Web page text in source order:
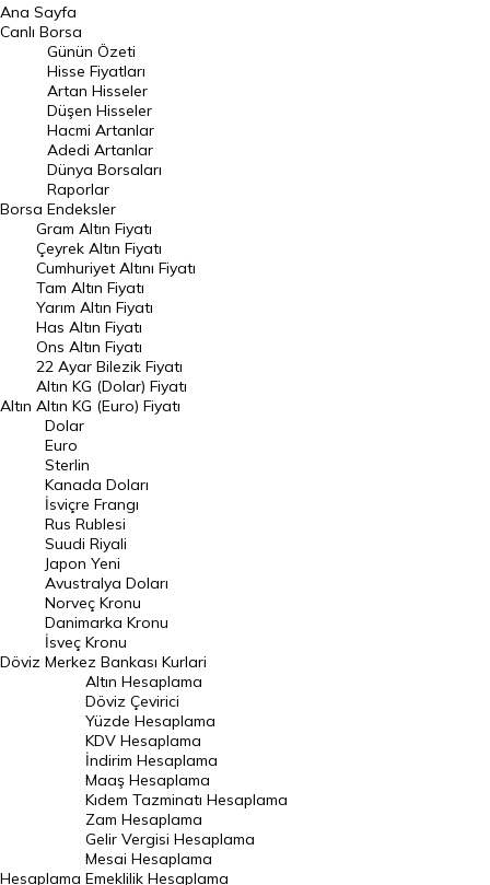
BIST 100 Hisseleri
En Çok Artan Hisseler
En Çok Düşen Hisseler
Hacmi Artanlar
Geçmiş Kapanışlar
Dünya Borsaları
Raporlar
Endeksler
DÖVİZ
Döviz Kuru
Dolar Kuru
Euro Kuru
Pound Kuru
Frank Kuru
Riyal Kuru
Avustralya Doları
Danimarka Kronu Kuru
Kanada Doları Kuru
Norveç Kronu Kuru
İsveç Kronu Kuru
Japon Yeni Kuru
Serbest Piyasa Döviz Kurları
Merkez Bankası Döviz Kurları
Ana Sayfa
Canlı Borsa
Borsa
Günün Özeti
Hisse Fiyatları
Artan Hisseler
Düşen Hisseler
Hacmi Artanlar
Adedi Artanlar
Dünya Borsaları
Raporlar
Endeksler
Altın
Gram Altın Fiyatı
Çeyrek Altın Fiyatı
Cumhuriyet Altını Fiyatı
Tam Altın Fiyatı
Yarım Altın Fiyatı
Has Altın Fiyatı
Ons Altın Fiyatı
22 Ayar Bilezik Fiyatı
Altın KG (Dolar) Fiyatı
Altın KG (Euro) Fiyatı
Döviz
Dolar
Euro
Sterlin
Kanada Doları
İsviçre Frangı
Rus Rublesi
Suudi Riyali
Japon Yeni
Avustralya Doları
Norveç Kronu
Danimarka Kronu
İsveç Kronu
Merkez Bankası Kurlari
Hesaplama
Altın Hesaplama
Döviz Çevirici
Yüzde Hesaplama
KDV Hesaplama
İndirim Hesaplama
Maaş Hesaplama
Kıdem Tazminatı Hesaplama
Zam Hesaplama
Gelir Vergisi Hesaplama
Mesai Hesaplama
Emeklilik Hesaplama